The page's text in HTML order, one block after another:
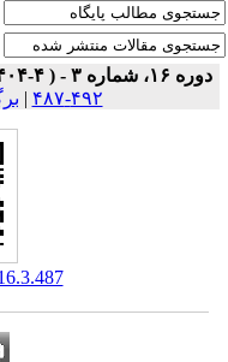
دوره ۱۶، شماره ۳ - ( ۴-۱۴۰۴ )
۴۹۲-۴۸۷
|